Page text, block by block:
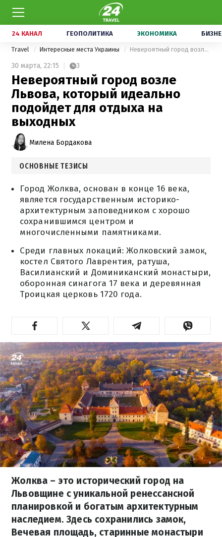
24 КАНАЛ ГЕОПОЛИТИКА ЭКОНОМИКА
Travel Интересные места Украины Невероятный город возле Львова, который идеально подойдет для отдыха на выходных
30 марта, 22:15 3
Невероятный город возле
Львова, который идеально
подойдет для отдыха на
выходных
Милена Бордакова
ОСНОВНЫЕ ТЕЗИСЫ
Город Жолква, основан в конце 16 века,
является государственным историко-
архитектурным заповедником с хорошо
сохранившимся центром и
многочисленными памятниками.
Среди главных локаций: Жолковский замок,
костел Святого Лаврентия, ратуша,
Василианский и Доминиканский монастыри,
оборонная синагога 17 века и деревянная
Троицкая церковь 1720 года.
Жолква – это исторический город на
Львовщине с уникальной ренессансной
планировкой и богатым архитектурным
наследием. Здесь сохранились замок,
Вечевая площадь, старинные монастыри